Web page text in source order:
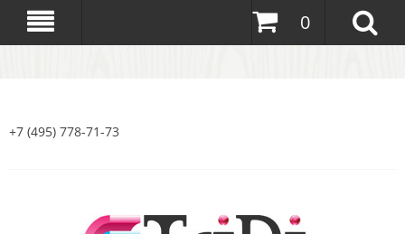
0
+7 (495) 778-71-73